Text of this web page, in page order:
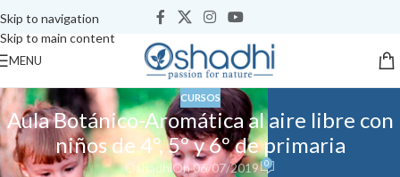
Skip to navigation
Skip to main content
MENU
CURSOS
Aula Botánico-Aromática al aire libre con
niños de 4º, 5º y 6º de primaria
OshadhiOn 06/07/2019 0